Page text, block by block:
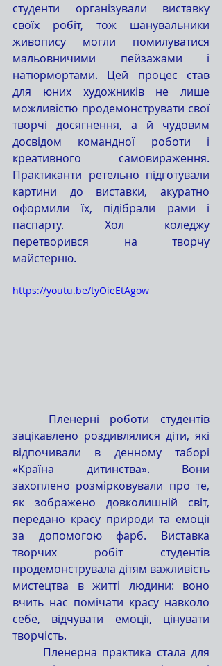
студенти організували виставку
своїх робіт, тож шанувальники
живопису могли помилуватися
мальовничими пейзажами і
натюрмортами. Цей процес став
для юних художників не лише
можливістю продемонструвати свої
творчі досягнення, а й чудовим
досвідом командної роботи і
креативного самовираження.
Практиканти ретельно підготували
картини до виставки, акуратно
оформили їх, підібрали рами і
паспарту. Хол коледжу
перетворився на творчу
майстерню.
https://youtu.be/tyOieEtAgow
зацікавлено роздивлялися діти, які
відпочивали в денному таборі
«Країна дитинства». Вони
захоплено розмірковували про те,
як зображено довколишній світ,
передано красу природи та емоції
за допомогою фарб. Виставка
творчих робіт студентів
продемонструвала дітям важливість
мистецтва в житті людини: воно
вчить нас помічати красу навколо
себе, відчувати емоції, цінувати
творчість.